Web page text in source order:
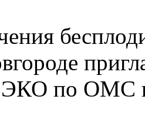
ЭКО по ОМС